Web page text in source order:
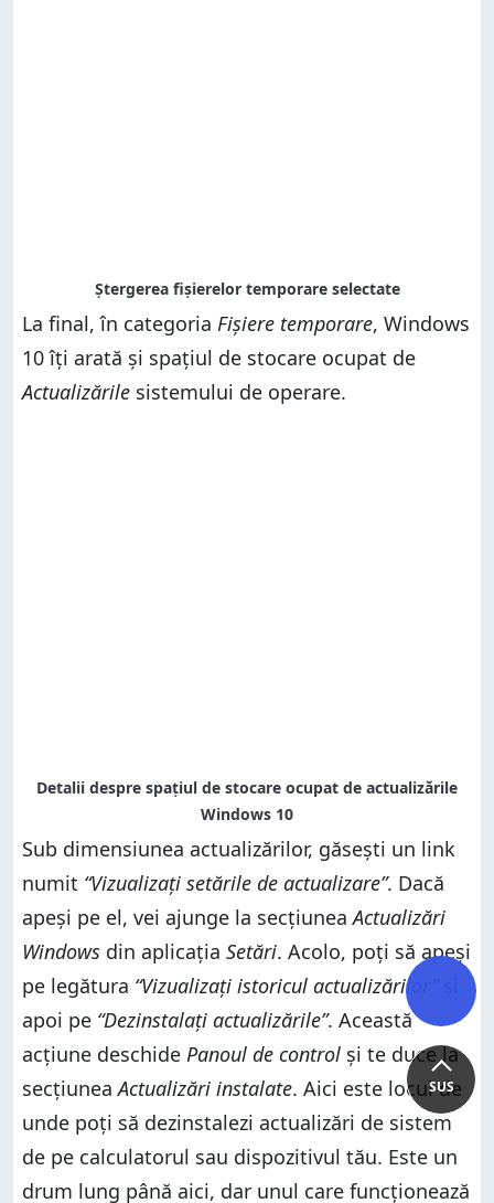
SUS
La final, în categoria Fișiere temporare, Windows
10 îți arată și spațiul de stocare ocupat de
Actualizările sistemului de operare.
Sub dimensiunea actualizărilor, găsești un link
numit “Vizualizați setările de actualizare”. Dacă
apeși pe el, vei ajunge la secțiuneaActualizări
Windows din aplicația Setări. Acolo, poți să apeși
pe legătura “Vizualizați istoricul actualizărilor”
apoi pe “Dezinstalați actualizările”. Această
acțiune deschide Panoul de control și te duce la
secțiuneaActualizări instalate. Aici este locul de
unde poți să dezinstalezi actualizări de sistem
de pe calculatorul sau dispozitivul tău. Este un
drum lung până aici, dar unul care funcționează